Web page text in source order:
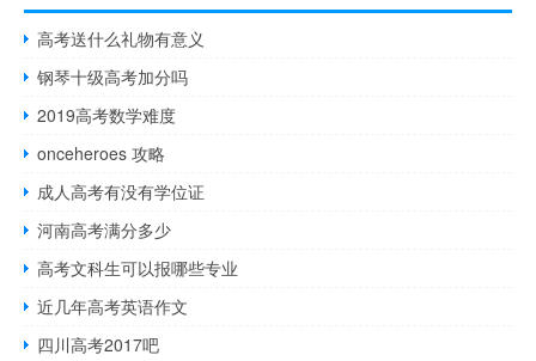
高考送什么礼物有意义
钢琴十级高考加分吗
2019高考数学难度
onceheroes 攻略
成人高考有没有学位证
河南高考满分多少
高考文科生可以报哪些专业
近几年高考英语作文
四川高考2017吧